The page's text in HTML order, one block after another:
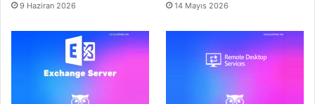
9 Haziran 2026 14 Mayıs 2026